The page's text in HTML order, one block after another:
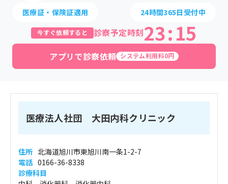
医療証・保険証適用 24時間365日受付中
今すぐ依頼すると 診察予定時刻23:15
アプリで診察依頼 システム利用料0円
医療法人社団 大田内科クリニック
住所 北海道旭川市東旭川南一条1-2-7
電話 0166-36-8338
診療科目